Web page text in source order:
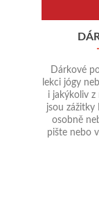
Dárkové
lekci jógy
i jakýkoliv
jsou zážitky
osobně
pište nebo